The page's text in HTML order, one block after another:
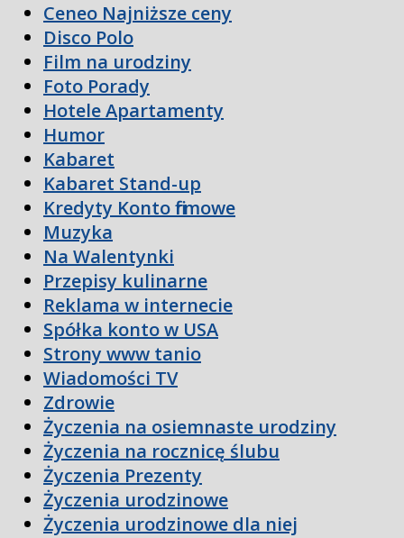
Ceneo Najniższe ceny
Disco Polo
Film na urodziny
Foto Porady
Hotele Apartamenty
Humor
Kabaret
Kabaret Stand-up
Kredyty Konto firmowe
Muzyka
Na Walentynki
Przepisy kulinarne
Reklama w internecie
Spółka konto w USA
Strony www tanio
Wiadomości TV
Zdrowie
Życzenia na osiemnaste urodziny
Życzenia na rocznicę ślubu
Życzenia Prezenty
Życzenia urodzinowe
Życzenia urodzinowe dla niej